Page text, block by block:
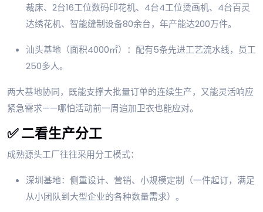
裁床、2台16工位数码印花机、4台4工位烫画机、4台百灵
达绣花机、智能缝制设备80余台，年产能达200万件。
汕头基地（面积4000㎡）：配有5条先进工艺流水线，员工
250多人。
两大基地协同，既能支撑大批量订单的连续生产，又能灵活响应
紧急需求——哪怕活动前一周追加卫衣也能应对。
✅ 二看生产分工
成熟源头工厂往往采用分工模式：
深圳基地：侧重设计、营销、小规模定制（一件起订，满足
从小团队到大型企业的各种数量需求）。